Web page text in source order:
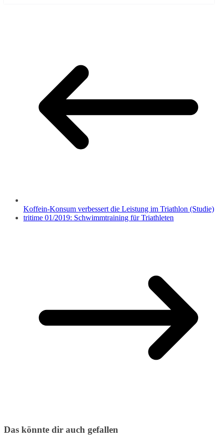
Koffein-Konsum verbessert die Leistung im Triathlon (Studie)
tritime 01/2019: Schwimmtraining für Triathleten
Das könnte dir auch gefallen